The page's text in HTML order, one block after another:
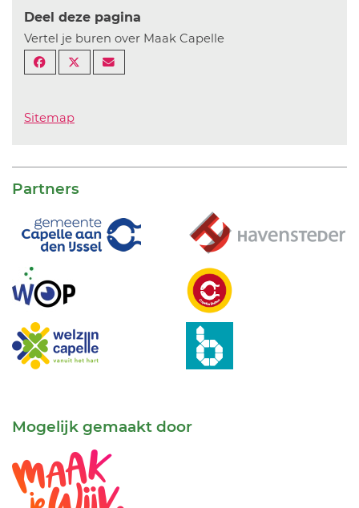
Deel deze pagina
Vertel je buren over Maak Capelle
Sitemap
Partners
Mogelijk gemaakt door